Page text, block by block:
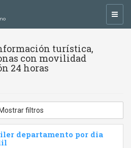
turística,
con movilidad
24 horas
filtros
departamento por dia